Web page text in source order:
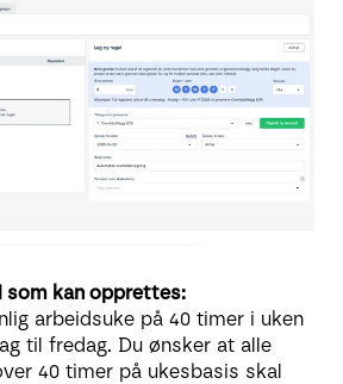
som kan opprettes:
arbeidsuke på 40 timer i uken
til fredag. Du ønsker at alle
40 timer på ukesbasis skal